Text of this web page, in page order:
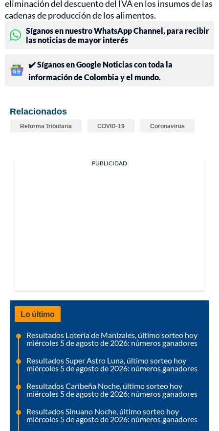
eliminación del descuento del IVA en los insumos de las
cadenas de producción de los alimentos.
Síganos en nuestro WhatsApp Channel, para recibir
las noticias de mayor interés
✔️ Síganos en Google Noticias con toda la
información de Colombia y el mundo.
Relacionados
Reforma Tributaria COVID-19 Coronavirus
PUBLICIDAD
Lo último
Resultados Lotería de Manizales, último sorteo hoy
miércoles 5 de agosto de 2026: números ganadores
Resultados Super Astro Luna, último sorteo hoy
miércoles 5 de agosto de 2026: números ganadores
Resultados Caribeña Noche, último sorteo hoy
miércoles 5 de agosto de 2026: números ganadores
Resultados Sinuano Noche, último sorteo hoy
miércoles 5 de agosto de 2026: números ganadores